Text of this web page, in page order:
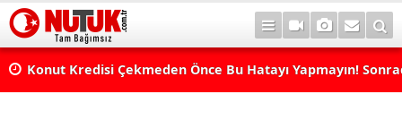
Konut Kredisi Çekmeden Önce Bu Hatayı Yapmayın!